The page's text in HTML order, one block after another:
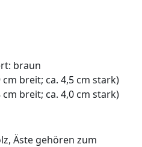
braun
breit; ca. 4,5 cm stark)
breit; ca. 4,0 cm stark)
Äste gehören zum